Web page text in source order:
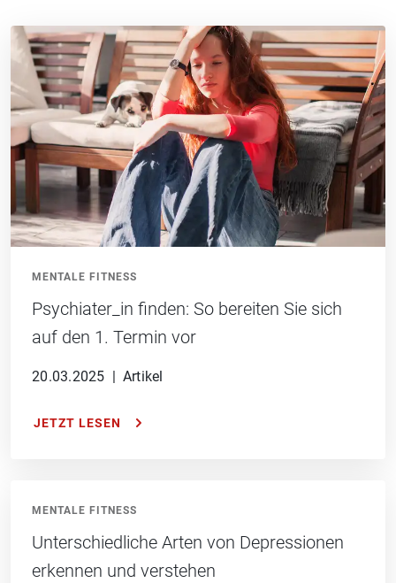
MENTALE FITNESS
Psychiater_in finden: So bereiten Sie sich
auf den 1. Termin vor
20.03.2025 | Artikel
JETZT LESEN
MENTALE FITNESS
Unterschiedliche Arten von Depressionen
erkennen und verstehen